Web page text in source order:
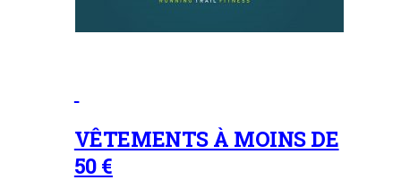
VÊTEMENTS À MOINS DE
50 €